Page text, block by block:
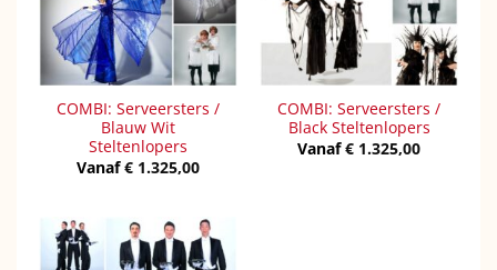
COMBI: Serveersters /
Blauw Wit
Steltenlopers
Vanaf€ 1.325,00
COMBI: Serveersters /
Black Steltenlopers
Vanaf€ 1.325,00